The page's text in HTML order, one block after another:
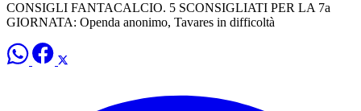
CONSIGLI FANTACALCIO. 5 SCONSIGLIATI PER LA 7a
GIORNATA: Openda anonimo, Tavares in difficoltà